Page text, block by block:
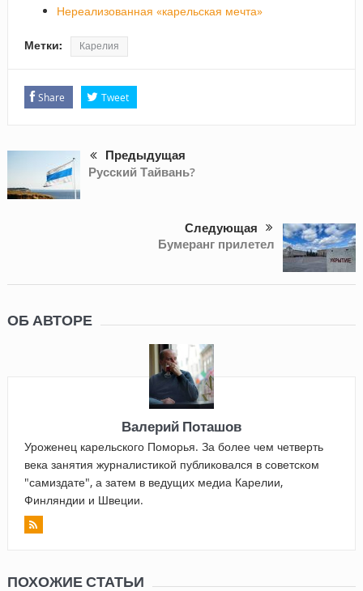
Нереализованная «карельская мечта»
Метки: Карелия
Share Tweet
Предыдущая
Русский Тайвань?
Следующая
Бумеранг прилетел
ОБ АВТОРЕ
Валерий Поташов
Уроженец карельского Поморья. За более чем четверть
века занятия журналистикой публиковался в советском
"самиздате", а затем в ведущих медиа Карелии,
Финляндии и Швеции.
ПОХОЖИЕ СТАТЬИ